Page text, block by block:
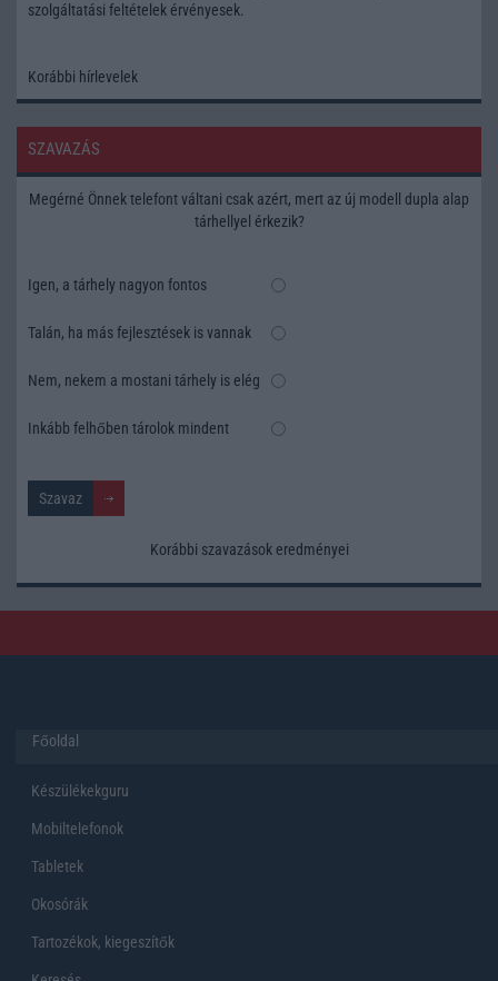
szolgáltatási feltételek érvényesek.
Korábbi hírlevelek
SZAVAZÁS
Megérné Önnek telefont váltani csak azért, mert az új modell dupla alap
tárhellyel érkezik?
Igen, a tárhely nagyon fontos
Talán, ha más fejlesztések is vannak
Nem, nekem a mostani tárhely is elég
Inkább felhőben tárolok mindent
Korábbi szavazások eredményei
Főoldal
Készülékekguru
Mobiltelefonok
Tabletek
Okosórák
Tartozékok, kiegeszítők